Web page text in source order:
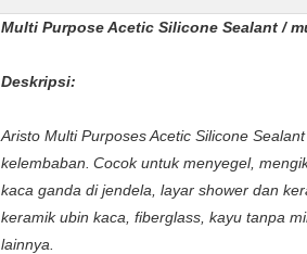
Multi Purpose Acetic Silicone Sealant /
Deskripsi:
Aristo Multi Purposes Acetic Silicone
kelembaban. Cocok untuk menyegel,
kaca ganda di jendela, layar shower dan
keramik ubin kaca, fiberglass, kayu tanpa
lainnya.